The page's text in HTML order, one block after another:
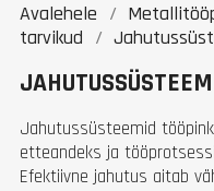
Avalehele
tarvikud
Jahutussüsteemid
etteandeks ja
Efektiivne jahutus aitab